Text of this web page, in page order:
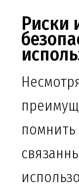
Риски
помнить